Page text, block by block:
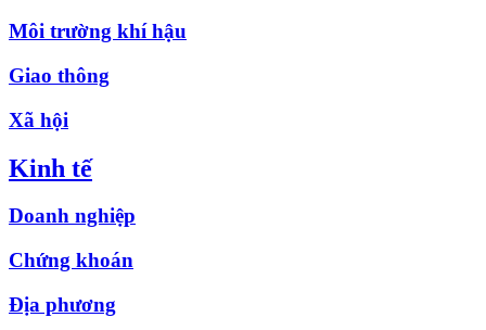
Môi trường khí hậu
Giao thông
Xã hội
Kinh tế
Doanh nghiệp
Chứng khoán
Địa phương